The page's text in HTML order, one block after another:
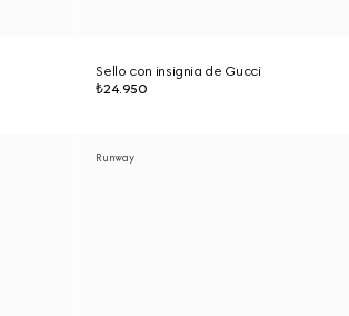
Sello con insignia de Gucci
₺24.950
Runway